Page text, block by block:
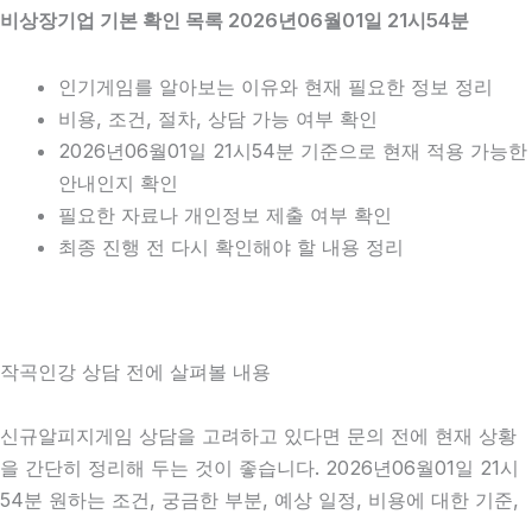
비상장기업 기본 확인 목록 2026년06월01일 21시54분
인기게임를 알아보는 이유와 현재 필요한 정보 정리
비용, 조건, 절차, 상담 가능 여부 확인
2026년06월01일 21시54분 기준으로 현재 적용 가능한
안내인지 확인
필요한 자료나 개인정보 제출 여부 확인
최종 진행 전 다시 확인해야 할 내용 정리
작곡인강 상담 전에 살펴볼 내용
신규알피지게임 상담을 고려하고 있다면 문의 전에 현재 상황
을 간단히 정리해 두는 것이 좋습니다. 2026년06월01일 21시
54분 원하는 조건, 궁금한 부분, 예상 일정, 비용에 대한 기준,